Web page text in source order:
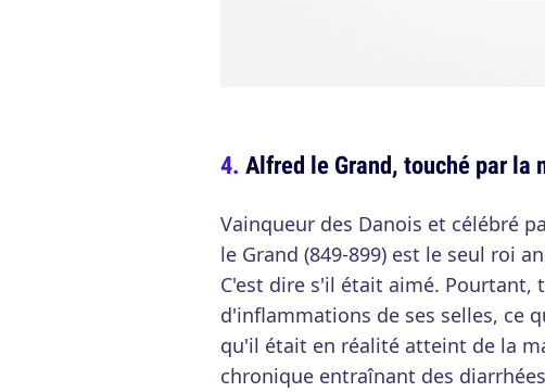
Alfred le Grand, touché par la
Vainqueur des Danois et célébré
le Grand (849-899) est le seul roi
C'est dire s'il était aimé. Pourtant,
d'inflammations de ses selles, ce
qu'il était en réalité atteint de la
chronique entraînant des